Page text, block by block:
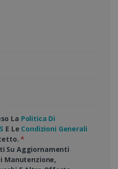
La Politica Di
E Le Condizioni Generali
*
Su Aggiornamenti
Manutenzione,